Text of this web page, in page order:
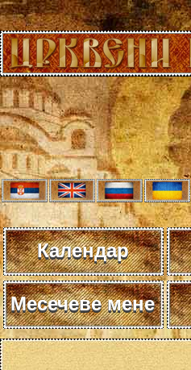
Календар
Месечеве мене